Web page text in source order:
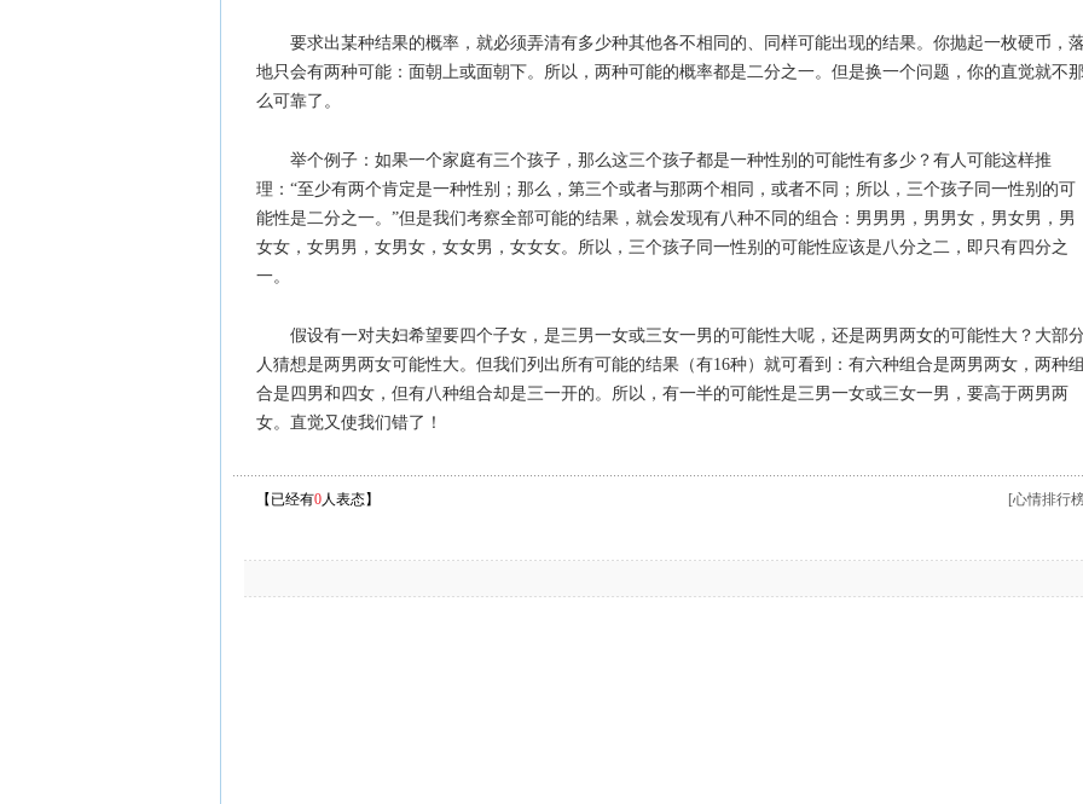
要求出某种结果的概率，就必须弄清有多少种其他各不相同的、同样可能出现的结果。你抛起一枚硬币，落
地只会有两种可能：面朝上或面朝下。所以，两种可能的概率都是二分之一。但是换一个问题，你的直觉就不那
么可靠了。
举个例子：如果一个家庭有三个孩子，那么这三个孩子都是一种性别的可能性有多少？有人可能这样推
理：“至少有两个肯定是一种性别；那么，第三个或者与那两个相同，或者不同；所以，三个孩子同一性别的可
能性是二分之一。”但是我们考察全部可能的结果，就会发现有八种不同的组合：男男男，男男女，男女男，男
女女，女男男，女男女，女女男，女女女。所以，三个孩子同一性别的可能性应该是八分之二，即只有四分之
一。
假设有一对夫妇希望要四个子女，是三男一女或三女一男的可能性大呢，还是两男两女的可能性大？大部
人猜想是两男两女可能性大。但我们列出所有可能的结果（有16种）就可看到：有六种组合是两男两女，两种组
合是四男和四女，但有八种组合却是三一开的。所以，有一半的可能性是三男一女或三女一男，要高于两男两
女。直觉又使我们错了！
[心情排行
【已经有0人表态】